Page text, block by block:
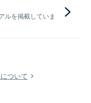
ルを掲載していま
ついて